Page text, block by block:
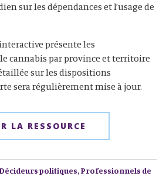
sur les dépendances et l’usage de
présente les
cannabis par province et territoire
sur les dispositions
sera régulièrement mise à jour.
LA RESSOURCE
politiques,Professionnels de